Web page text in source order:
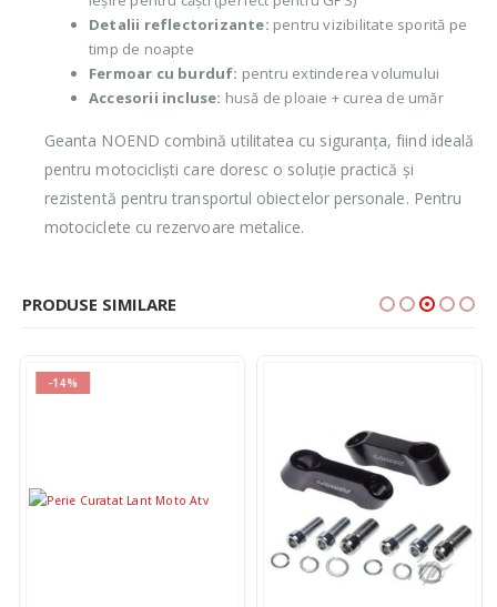
Detalii reflectorizante: pentru vizibilitate sporită pe
timp de noapte
Fermoar cu burduf: pentru extinderea volumului
Accesorii incluse: husă de ploaie + curea de umăr
Geanta NOEND combină utilitatea cu siguranța, fiind ideală
pentru motocicliști care doresc o soluție practică și
rezistentă pentru transportul obiectelor personale. Pentru
motociclete cu rezervoare metalice.
PRODUSE SIMILARE
-14%